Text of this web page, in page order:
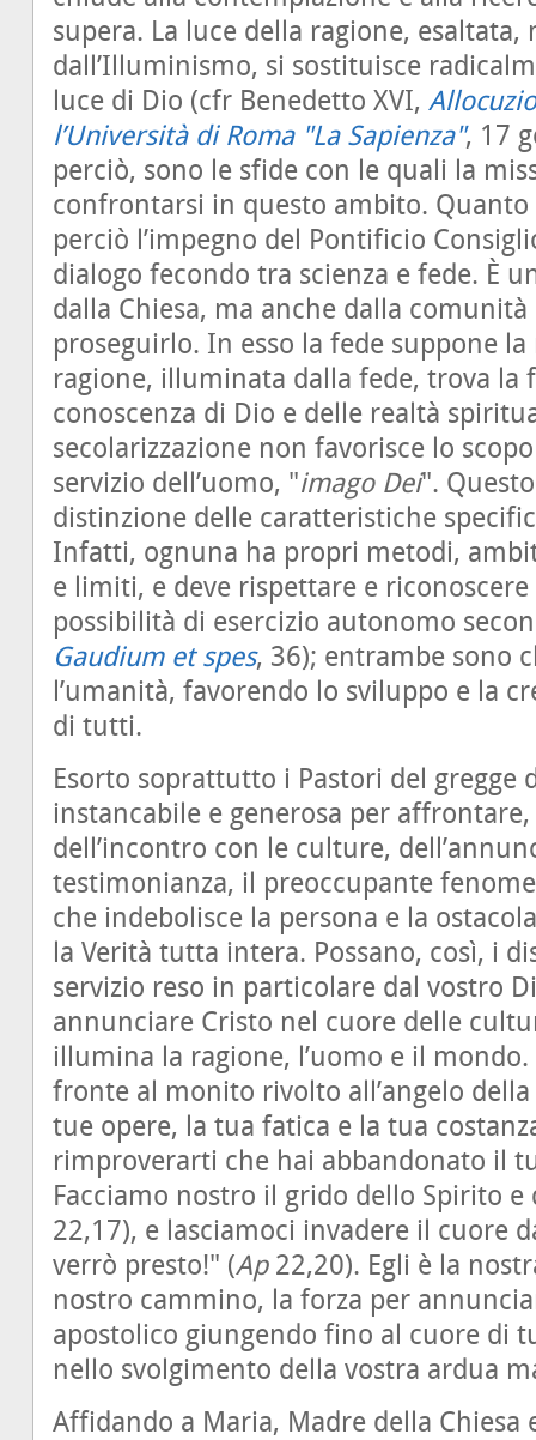
supera. La luce della ragione,
dall’Illuminismo, si sostituisce
luce di Dio (cfr Benedetto XVI,
l’Università di Roma "La Sapienza", 17
perciò, sono le sfide con le quali la
confrontarsi in questo ambito.
perciò l’impegno del Pontificio
dialogo fecondo tra scienza e fede. È
dalla Chiesa, ma anche dalla
proseguirlo. In esso la fede suppone
ragione, illuminata dalla fede, trova la
conoscenza di Dio e delle realtà
secolarizzazione non favorisce lo
servizio dell’uomo, "imago Dei".
distinzione delle caratteristiche
Infatti, ognuna ha propri metodi,
e limiti, e deve rispettare e
possibilità di esercizio autonomo
Gaudium et spes, 36); entrambe sono
l’umanità, favorendo lo sviluppo e la
di tutti.
Esorto soprattutto i Pastori del gregge
instancabile e generosa per
dell’incontro con le culture,
testimonianza, il preoccupante
che indebolisce la persona e la
la Verità tutta intera. Possano, così, i
servizio reso in particolare dal vostro
annunciare Cristo nel cuore delle
illumina la ragione, l’uomo e il
fronte al monito rivolto all’angelo della
tue opere, la tua fatica e la tua
rimproverarti che hai abbandonato il
Facciamo nostro il grido dello Spirito e
22,17), e lasciamoci invadere il cuore
verrò presto!" (Ap22,20). Egli è la
nostro cammino, la forza per
apostolico giungendo fino al cuore di
nello svolgimento della vostra ardua
Affidando a Maria, Madre della Chiesa